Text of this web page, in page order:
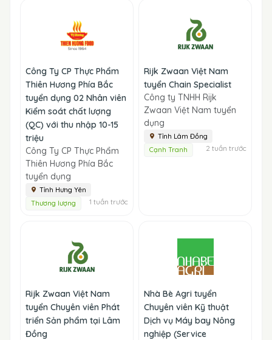
Công Ty CP Thực Phẩm
Thiên Hương Phía Bắc
tuyển dụng 02 Nhân viên
Kiểm soát chất lượng
(QC) với thu nhập 10-15
triệu
Công Ty CP Thực Phẩm
Thiên Hương Phía Bắc
tuyển dụng
Tỉnh Hưng Yên
Thương lượng
1 tuần trước
Rijk Zwaan Việt Nam
tuyển Chain Specialist
Công ty TNHH Rijk
Zwaan Việt Nam tuyển
dụng
Tỉnh Lâm Đồng
Cạnh Tranh
2 tuần trước
Rijk Zwaan Việt Nam
tuyển Chuyên viên Phát
triển Sản phẩm tại Lâm
Đồng
Nhà Bè Agri tuyển
Chuyên viên Kỹ thuật
Dịch vụ Máy bay Nông
nghiệp (Service